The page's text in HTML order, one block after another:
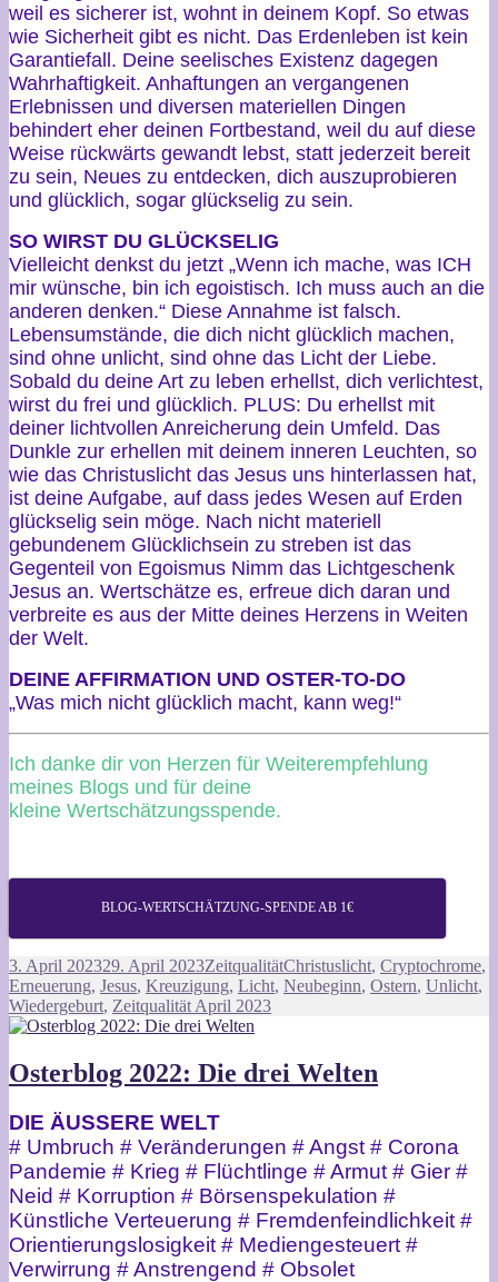
weil es sicherer ist, wohnt in deinem Kopf. So etwas
wie Sicherheit gibt es nicht. Das Erdenleben ist kein
Garantiefall. Deine seelisches Existenz dagegen
Wahrhaftigkeit. Anhaftungen an vergangenen
Erlebnissen und diversen materiellen Dingen
behindert eher deinen Fortbestand, weil du auf diese
Weise rückwärts gewandt lebst, statt jederzeit bereit
zu sein, Neues zu entdecken, dich auszuprobieren
und glücklich, sogar glückselig zu sein.
SO WIRST DU GLÜCKSELIG
Vielleicht denkst du jetzt „Wenn ich mache, was ICH
mir wünsche, bin ich egoistisch. Ich muss auch an die
anderen denken.“ Diese Annahme ist falsch.
Lebensumstände, die dich nicht glücklich machen,
sind ohne unlicht, sind ohne das Licht der Liebe.
Sobald du deine Art zu leben erhellst, dich verlichtest,
wirst du frei und glücklich. PLUS: Du erhellst mit
deiner lichtvollen Anreicherung dein Umfeld. Das
Dunkle zur erhellen mit deinem inneren Leuchten, so
wie das Christuslicht das Jesus uns hinterlassen hat,
ist deine Aufgabe, auf dass jedes Wesen auf Erden
glückselig sein möge. Nach nicht materiell
gebundenem Glücklichsein zu streben ist das
Gegenteil von Egoismus Nimm das Lichtgeschenk
Jesus an. Wertschätze es, erfreue dich daran und
verbreite es aus der Mitte deines Herzens in Weiten
der Welt.
DEINE AFFIRMATION UND OSTER-TO-DO
„Was mich nicht glücklich macht, kann weg!“
Ich danke dir von Herzen für Weiterempfehlung
meines Blogs und für deine
kleine Wertschätzungsspende.
BLOG-WERTSCHÄTZUNG-SPENDE AB 1€
Veröffentlicht
am
3. April 202329. April 2023Kategorien
ZeitqualitätSchlagwörter
Christuslicht, Cryptochrome,
Erneuerung, Jesus, Kreuzigung, Licht, Neubeginn, Ostern, Unlicht,
Wiedergeburt, Zeitqualität April 2023
Osterblog 2022: Die drei Welten
DIE ÄUSSERE WELT
# Umbruch # Veränderungen # Angst # Corona
Pandemie # Krieg # Flüchtlinge # Armut # Gier #
Neid # Korruption # Börsenspekulation #
Künstliche Verteuerung # Fremdenfeindlichkeit #
Orientierungslosigkeit # Mediengesteuert #
Verwirrung # Anstrengend # Obsolet